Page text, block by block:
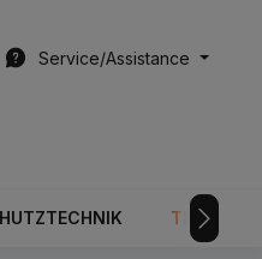
Service/Assistance